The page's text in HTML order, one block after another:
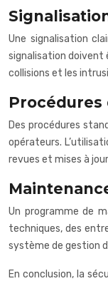
Une signalisation
signalisation doivent
collisions et les
Procédures
Des procédures
opérateurs.
revues et mises à
Un programme de
techniques, des
système de gestion
En conclusion, la